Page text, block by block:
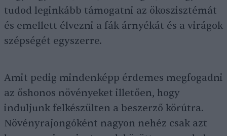
tudod leginkább támogatni az ökoszisztémát
és emellett élvezni a fák árnyékát és a virágok
szépségét egyszerre.
Amit pedig mindenképp érdemes megfogadni
az őshonos növényeket illetően, hogy
induljunk felkészülten a beszerző körútra.
Növényrajongóként nagyon nehéz csak azt